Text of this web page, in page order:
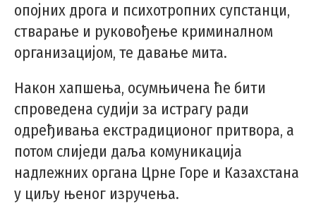
опојних дрога и психотропних супстанци,
стварање и руковођење криминалном
организацијом, те давање мита.
Након хапшења, осумњичена ће бити
спроведена судији за истрагу ради
одређивања екстрадиционог притвора, а
потом слиједи даља комуникација
надлежних органа Црне Горе и Казахстана
у циљу њеног изручења.